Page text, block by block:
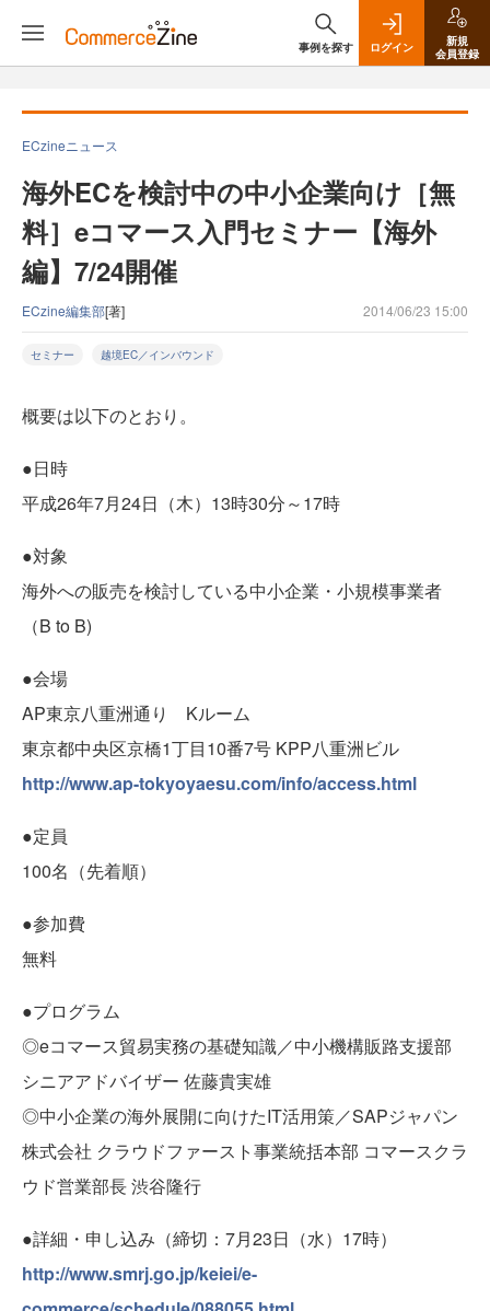
事例を探す ログイン
新規
会員登録
ECzineニュース
海外ECを検討中の中小企業向け［無
料］eコマース入門セミナー【海外
編】7/24開催
ECzine編集部[著] 2014/06/23 15:00
セミナー 越境EC／インバウンド
概要は以下のとおり。
●日時
平成26年7月24日（木）13時30分～17時
●対象
海外への販売を検討している中小企業・小規模事業者
（B to B)
●会場
AP東京八重洲通り Kルーム
東京都中央区京橋1丁目10番7号 KPP八重洲ビル
http://www.ap-tokyoyaesu.com/info/access.html
●定員
100名（先着順）
●参加費
無料
●プログラム
◎eコマース貿易実務の基礎知識／中小機構販路支援部
シニアアドバイザー 佐藤貴実雄
◎中小企業の海外展開に向けたIT活用策／SAPジャパン
株式会社 クラウドファースト事業統括本部 コマースクラ
ウド営業部長 渋谷隆行
●詳細・申し込み（締切：7月23日（水）17時）
http://www.smrj.go.jp/keiei/e-